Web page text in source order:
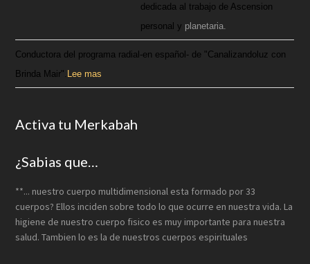
dedicada al trabajo de Ascension
personal y planetaria.
Conductora del programa radial-en español- de "Canalizandoluz con
Brinda Mair".
Lee mas
Activa tu Merkabah
¿Sabias que…
**... nuestro cuerpo multidimensional esta formado por 33
cuerpos? Ellos inciden sobre todo lo que ocurre en nuestra vida. La
higiene de nuestro cuerpo fisico es muy importante para nuestra
salud. Tambien lo es la de nuestros cuerpos espirituales